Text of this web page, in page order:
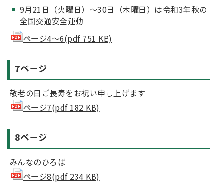
9月21日（火曜日）～30日（木曜日）は令和3年秋の
全国交通安全運動
ページ4～6(pdf 751 KB)
7ページ
敬老の日ご長寿をお祝い申し上げます
ページ7(pdf 182 KB)
8ページ
みんなのひろば
ページ8(pdf 234 KB)